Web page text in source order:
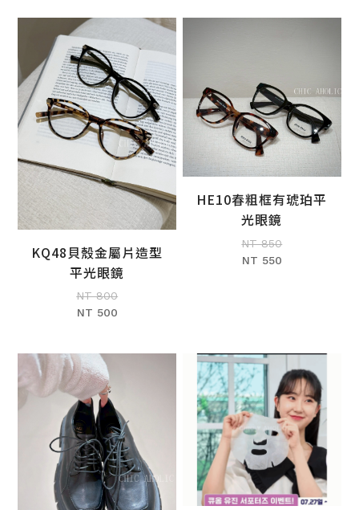
加入購物車
KQ48貝殼金屬片造型
平光眼鏡
NT 800
NT 500
加入購物車
HE10春粗框有琥珀平
光眼鏡
NT 850
NT 550